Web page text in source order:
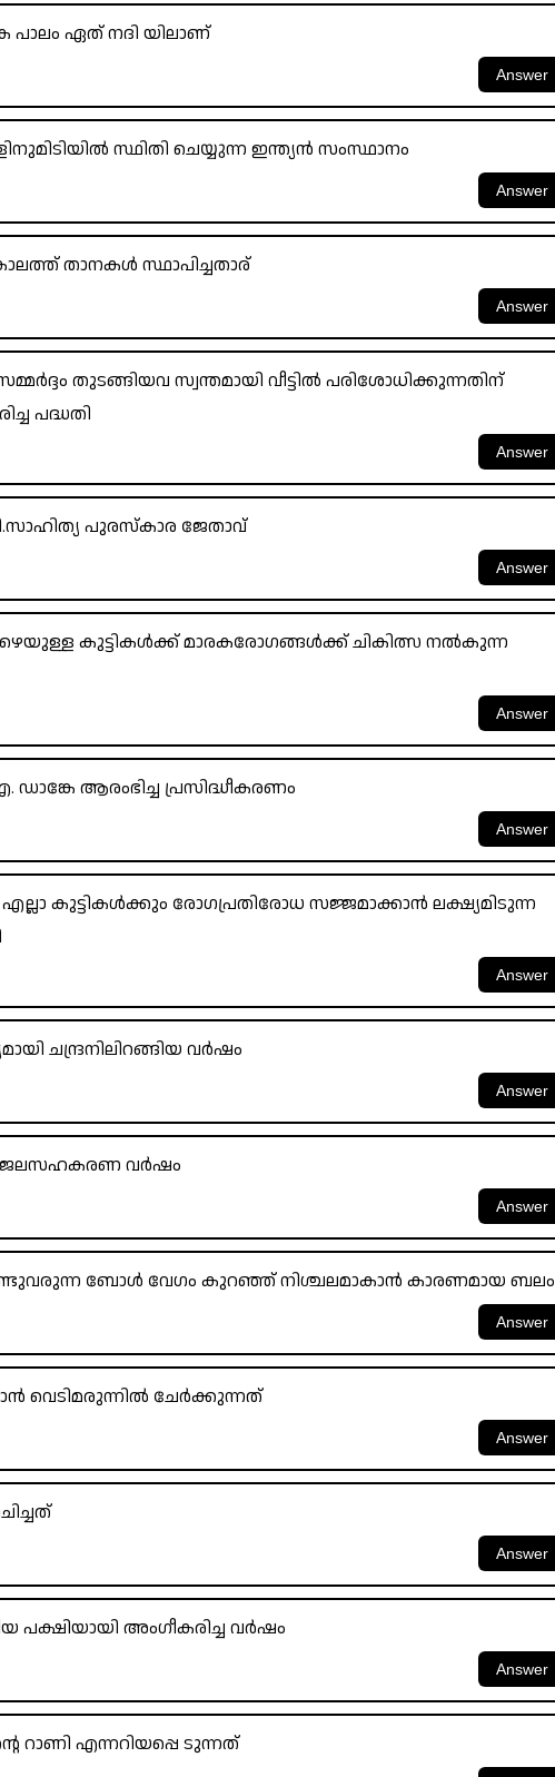
ഏത് നദി യിലാണ്
സ്ഥിതി ചെയ്യുന്ന ഇന്ത്യൻ സംസ്ഥാനം
താനകൾ സ്ഥാപിച്ചതാര്
തുടങ്ങിയവ സ്വന്തമായി വീട്ടിൽ പരിശോധിക്കുന്നതിന്
പദ്ധതി
പുരസ്കാര ജേതാവ്
കുട്ടികൾക്ക് മാരകരോഗങ്ങൾക്ക് ചികിത്സ നൽകുന്ന
ആരംഭിച്ച പ്രസിദ്ധീകരണം
കുട്ടികൾക്കും രോഗപ്രതിരോധ സജ്ജമാക്കാൻ ലക്ഷ്യമിടുന്ന
ചന്ദ്രനിലിറങ്ങിയ വർഷം
ജലസഹകരണ വർഷം
ബോൾ വേഗം കുറഞ്ഞ് നിശ്ചലമാകാൻ കാരണമായ ബലം
വെടിമരുന്നിൽ ചേർക്കുന്നത്
പക്ഷിയായി അംഗീകരിച്ച വർഷം
റാണി എന്നറിയപ്പെ ടുന്നത്